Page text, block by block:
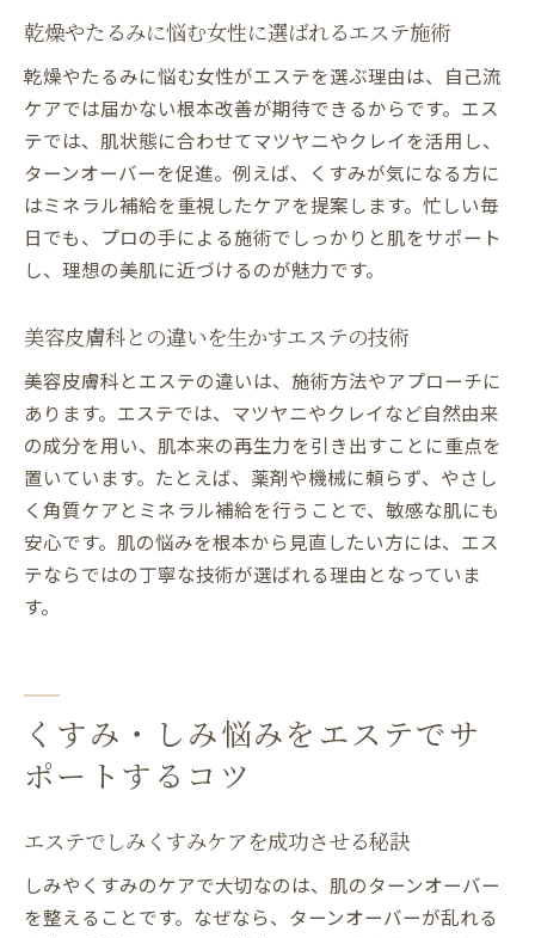
乾燥やたるみに悩む女性に選ばれるエステ施術
乾燥やたるみに悩む女性がエステを選ぶ理由は、自己流
ケアでは届かない根本改善が期待できるからです。エス
テでは、肌状態に合わせてマツヤニやクレイを活用し、
ターンオーバーを促進。例えば、くすみが気になる方に
はミネラル補給を重視したケアを提案します。忙しい毎
日でも、プロの手による施術でしっかりと肌をサポート
し、理想の美肌に近づけるのが魅力です。
美容皮膚科との違いを生かすエステの技術
美容皮膚科とエステの違いは、施術方法やアプローチに
あります。エステでは、マツヤニやクレイなど自然由来
の成分を用い、肌本来の再生力を引き出すことに重点を
置いています。たとえば、薬剤や機械に頼らず、やさし
く角質ケアとミネラル補給を行うことで、敏感な肌にも
安心です。肌の悩みを根本から見直したい方には、エス
テならではの丁寧な技術が選ばれる理由となっていま
す。
くすみ・しみ悩みをエステでサ
ポートするコツ
エステでしみくすみケアを成功させる秘訣
しみやくすみのケアで大切なのは、肌のターンオーバー
を整えることです。なぜなら、ターンオーバーが乱れる